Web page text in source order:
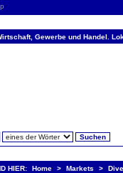
Gewerbe und Handel.
HIER: Home > Markets >